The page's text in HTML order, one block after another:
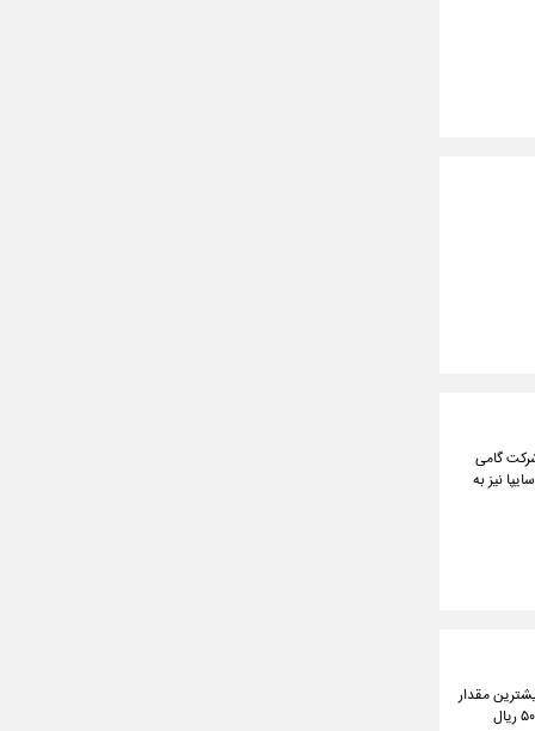
شرکت گامی
سایپا نیز به
امروز در بیشترین مقدار
۲۹۵,۵۵۰,۰۰۰ ریال و در کمترین مقدار ۲۹۲,۲۰۰,۰۰۰ ریال معامله شد. طلا آبشده نقدی به نسبت روز گذشته ۵۰۰,۰۰۰ ریال